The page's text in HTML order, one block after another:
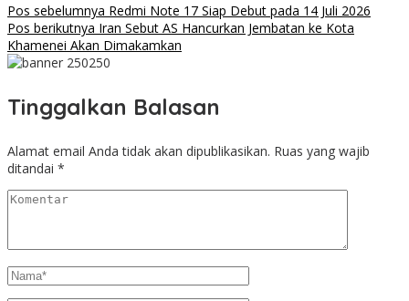
Pos sebelumnya Redmi Note 17 Siap Debut pada 14 Juli 2026
Pos berikutnya Iran Sebut AS Hancurkan Jembatan ke Kota
Khamenei Akan Dimakamkan
Tinggalkan Balasan
Alamat email Anda tidak akan dipublikasikan. Ruas yang wajib
ditandai *